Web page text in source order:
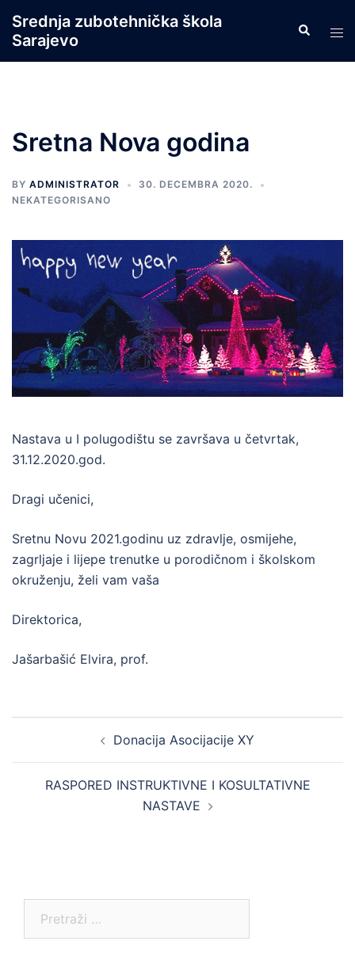
content
Srednja zubotehnička škola
Sarajevo
Search
Sretna Nova godina
BY ADMINISTRATOR
30. DECEMBRA 2020.
NEKATEGORISANO
Nastava u I polugodištu se završava u četvrtak,
31.12.2020.god.
Dragi učenici,
Sretnu Novu 2021.godinu uz zdravlje, osmijehe,
zagrljaje i lijepe trenutke u porodičnom i školskom
okruženju, želi vam vaša
Direktorica,
Jašarbašić Elvira, prof.
navigation Donacija Asocijacije XY
RASPORED INSTRUKTIVNE I KOSULTATIVNE
NASTAVE